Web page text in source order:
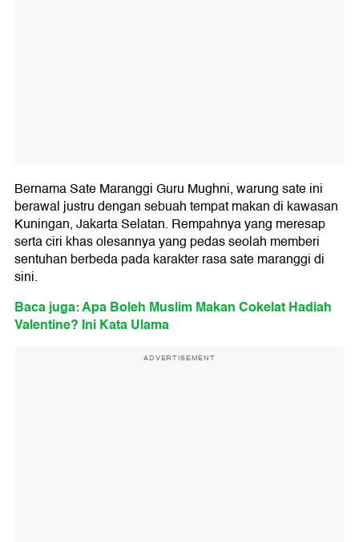
Bernama Sate Maranggi Guru Mughni, warung sate ini
berawal justru dengan sebuah tempat makan di kawasan
Kuningan, Jakarta Selatan. Rempahnya yang meresap
serta ciri khas olesannya yang pedas seolah memberi
sentuhan berbeda pada karakter rasa sate maranggi di
sini.
Baca juga: Apa Boleh Muslim Makan Cokelat Hadiah
Valentine? Ini Kata Ulama
ADVERTISEMENT